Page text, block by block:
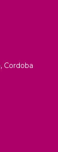
Cordoba